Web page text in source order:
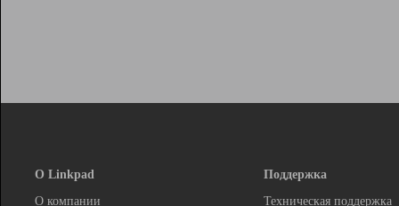
О Linkpad
О компании
Поддержка
Техническая поддержка